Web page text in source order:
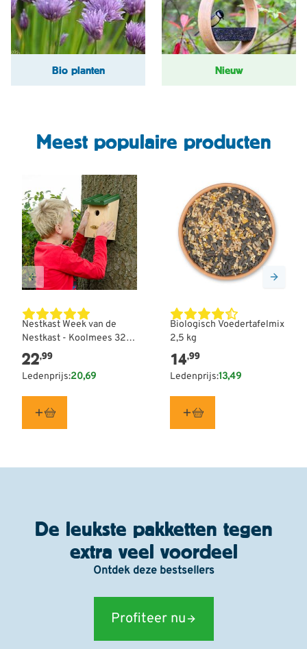
Bio planten Nieuw
Meest populaire producten
Nestkast Week van de
Nestkast - Koolmees 32
mm
22,99
Ledenprijs:20,69
Biologisch Voedertafelmix
2,5 kg
14,99
Ledenprijs:13,49
De leukste pakketten tegen
extra veel voordeel
Ontdek deze bestsellers
Profiteer nu